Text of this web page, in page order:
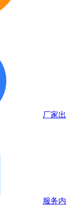
厂家出
服务内